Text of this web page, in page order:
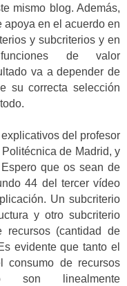
mismo blog. Además,
apoya en el acuerdo en
y subcriterios y en
de valor
va a depender de
su correcta selección
del profesor
de Madrid, y
que os sean de
44 del tercer vídeo
Un subcriterio
y otro subcriterio
(cantidad de
evidente que tanto el
consumo de recursos
son linealmente